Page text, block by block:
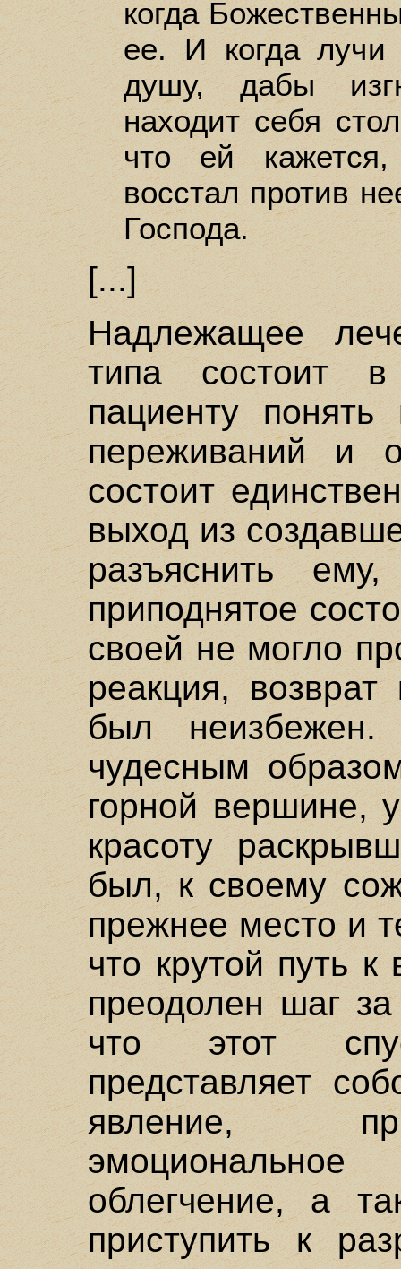
когда
ее. И когда лучи
душу, дабы
находит себя
что ей
восстал против
Господа.
[...]
Надлежащее
типа состоит
пациенту
переживаний и
состоит
выход из
разъяснить
приподнятое
своей не могло
реакция,
был
чудесным
горной вершине,
красоту
был, к своему
прежнее место и
что крутой путь
преодолен шаг
что этот
представляет
явление,
эмоциональное
облегчение, а
приступить к